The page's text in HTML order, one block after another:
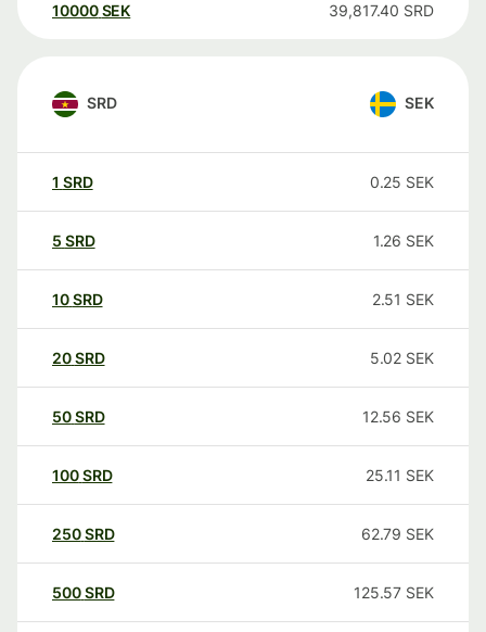
10000 SEK 39,817.40 SRD
SRD SEK
1 SRD 0.25 SEK
5 SRD 1.26 SEK
10SRD 2.51 SEK
20SRD 5.02 SEK
50SRD 12.56 SEK
100SRD 25.11 SEK
250SRD 62.79 SEK
500SRD 125.57 SEK